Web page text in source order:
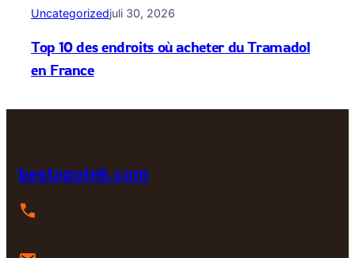
Uncategorizedjuli 30, 2026
Top 10 des endroits où acheter du Tramadol
en France
bestapotek.com